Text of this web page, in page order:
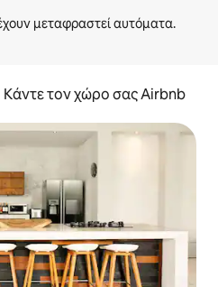
Κάντε τον χώρο σας Airbnb